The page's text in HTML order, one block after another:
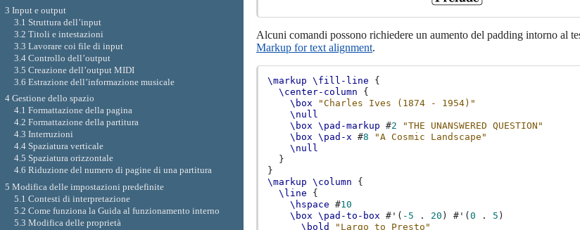
Alcuni comandi possono richiedere un aumento del padding intorno al
Markup for text alignment.
\markup \fill-line
{
\center-column
{
\box
"Charles Ives (1874 - 1954)"
\null
\box
\pad-markup #2
"THE UNANSWERED QUESTION"
\box
\pad-x #8
"A Cosmic Landscape"
\null
}
}
\markup
\column
{
\line
{
\hspace
#10
\box
\pad-to-box # ' ( -5 . 20 ) # ' (0 . 5 )
\bold
"Largo to Presto"
3 Input e output
3.1 Struttura dell’input
3.2 Titoli e intestazioni
3.3 Lavorare coi file di input
3.4 Controllo dell’output
3.5 Creazione dell’output MIDI
3.6 Estrazione dell’informazione musicale
4 Gestione dello spazio
4.1 Formattazione della pagina
4.2 Formattazione della partitura
4.3 Interruzioni
4.4 Spaziatura verticale
4.5 Spaziatura orizzontale
4.6 Riduzione del numero di pagine di una partitura
5 Modifica delle impostazioni predefinite
5.1 Contesti di interpretazione
5.2 Come funziona la Guida al funzionamento interno
5.3 Modifica delle proprietà